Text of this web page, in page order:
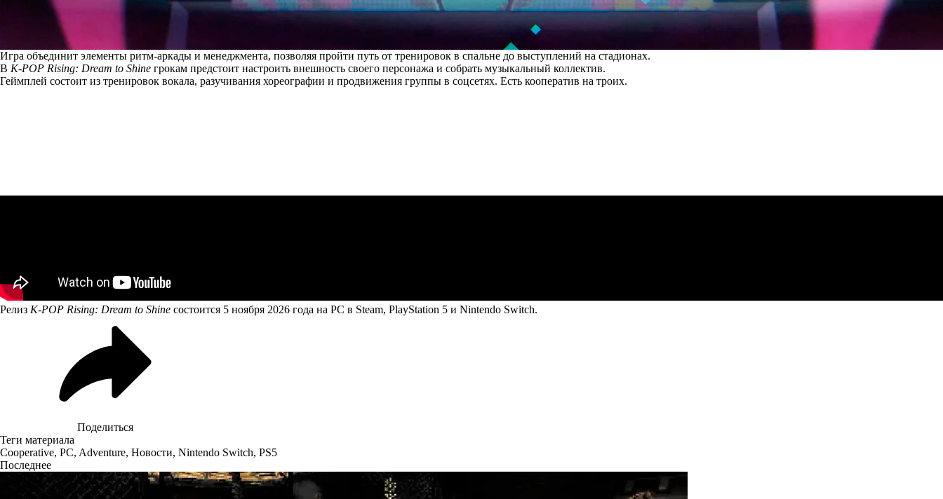
Игра объединит элементы ритм-аркады и менеджмента, позволяя пройти путь от тренировок в спальне до выступлений на стадионах.
В K-POP Rising: Dream to Shine грокам предстоит настроить внешность своего персонажа и собрать музыкальный коллектив.
Геймплей состоит из тренировок вокала, разучивания хореографии и продвижения группы в соцсетях. Есть кооператив на троих.
Релиз K-POP Rising: Dream to Shine состоится 5 ноября 2026 года на PC в Steam, PlayStation 5 и Nintendo Switch.
Поделиться
Теги материала
Cooperative, PC, Adventure, Новости, Nintendo Switch, PS5
Последнее